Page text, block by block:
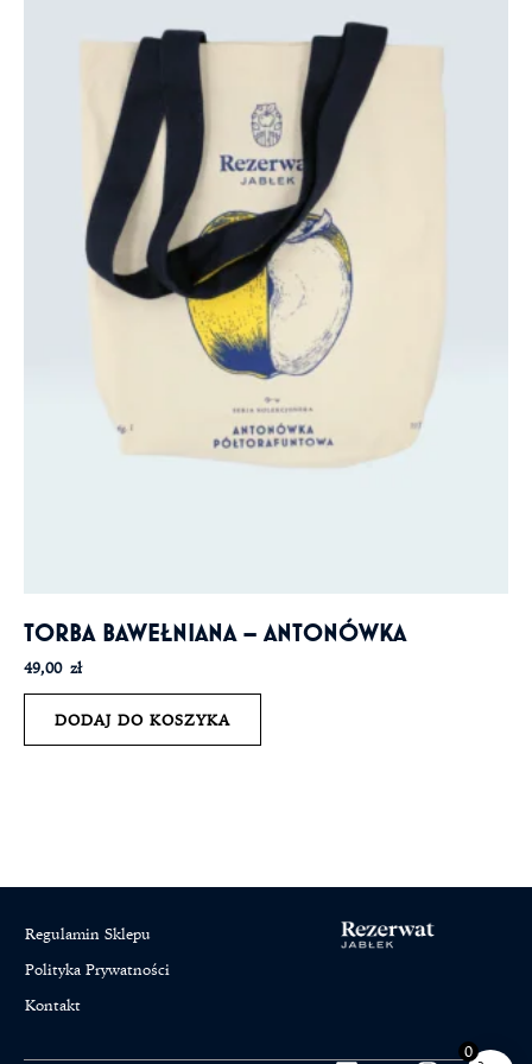
TORBA BAWEŁNIANA – ANTONÓWKA
49,00 zł
DODAJ DO KOSZYKA
Regulamin Sklepu
Polityka Prywatności
Kontakt
0